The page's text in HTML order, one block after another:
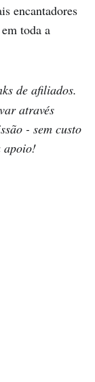
encantadores
toda a
de afiliados.
através
- sem custo
apoio!